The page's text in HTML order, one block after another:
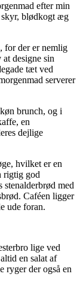
efter min
skyr, blødkogt æg
for der er nemlig
designe sin
tæt ved
serverer
brunch, og i
en
dejlige
hvilket er en
rigtig god
stenalderbrød med
Caféen ligger
ude foran.
lige ved
en salat af
ryger der også en